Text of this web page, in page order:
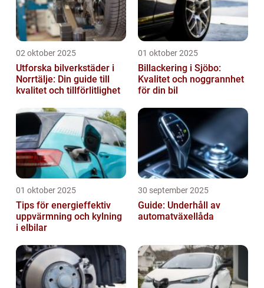
02 oktober 2025
Utforska bilverkstäder i
Norrtälje: Din guide till
kvalitet och tillförlitlighet
01 oktober 2025
Billackering i Sjöbo:
Kvalitet och noggrannhet
för din bil
01 oktober 2025
Tips för energieffektiv
uppvärmning och kylning
i elbilar
30 september 2025
Guide: Underhåll av
automatväxellåda